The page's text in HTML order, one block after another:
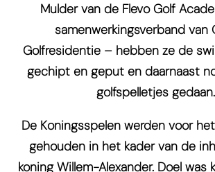
Mulder van de Flevo Golf
samenwerkingsverband van
Golfresidentie – hebben ze de
gechipt en geput en daarnaast
golfspelletjes gedaan.
De Koningsspelen werden voor
gehouden in het kader van de
koning Willem-Alexander. Doel was